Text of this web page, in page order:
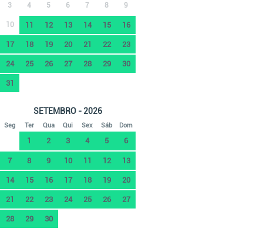
3 4 5 6 7 8 9
10 11 12 13 14 15 16
17 18 19 20 21 22 23
24 25 26 27 28 29 30
31
SETEMBRO - 2026
Seg Ter Qua Qui Sex Sáb Dom
1 2 3 4 5 6
7 8 9 10 11 12 13
14 15 16 17 18 19 20
21 22 23 24 25 26 27
28 29 30